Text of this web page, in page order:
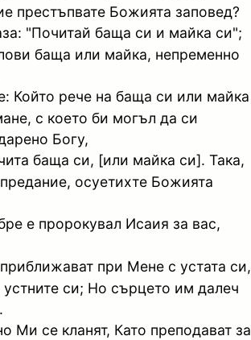
престъпвате Божията заповед?
"Почитай баща си и майка си";
баща или майка, непременно
Който рече на баща си или майка
с което би могъл да си
Богу,
баща си, [или майка си]. Така,
осуетихте Божията
е пророкувал Исаия за вас,
при Мене с устата си,
си; Но сърцето им далеч
Ми се кланят, Като преподават за